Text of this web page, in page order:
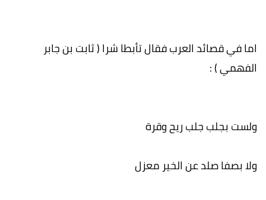
اما في قصائد العرب فقال تأبطا شرا ( ثابت بن جابر
الفهمي ) :
ولست بجلب جلب ريح وقرة
ولا بصفا صلد عن الخير معزل